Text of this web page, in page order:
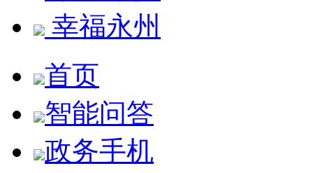
幸福永州
首页
智能问答
政务手机